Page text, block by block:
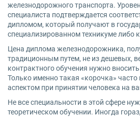
железнодорожного транспорта.
специалиста подтверждается
дипломом, который получают в
специализированном техникуме либо
Цена диплома железнодорожника,
традиционным путем, не из дешевых,
контрактного обучения нужно
Только именно такая «корочка»
аспектом при принятии человека на
Не все специальности в этой сфере
теоретическом обучении. Иногда